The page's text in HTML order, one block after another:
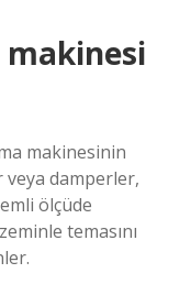
makinesi
makinesinin
damperler,
ölçüde
temasını